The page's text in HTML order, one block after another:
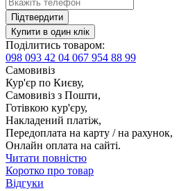
Підтвердити
Купити в один клік
Поділитись товаром:
098 093 42 04 067 954 88 99
Самовивіз
Кур'єр по Києву,
Самовивіз з Пошти,
Готівкою кур'єру,
Накладений платіж,
Передоплата на карту / на рахунок,
Онлайн оплата на сайті.
Читати повністю
Коротко про товар
Відгуки